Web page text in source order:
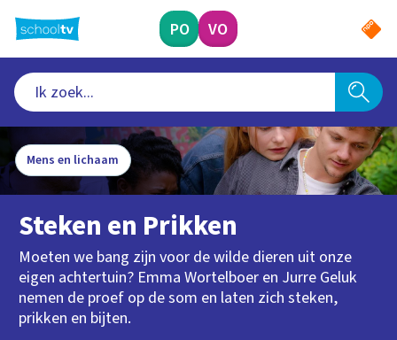
naar
hoofdinhoud
PO VO
Mens en lichaam
Steken en Prikken
Moeten we bang zijn voor de wilde dieren uit onze
eigen achtertuin? Emma Wortelboer en Jurre Geluk
nemen de proef op de som en laten zich steken,
prikken en bijten.